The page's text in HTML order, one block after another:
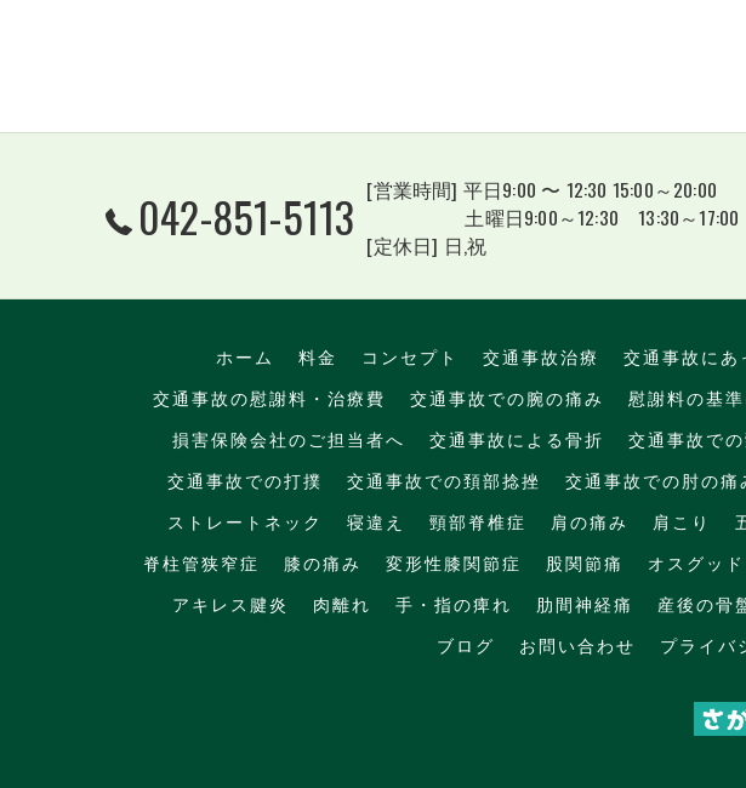
042-851-5113 [営業時間] 平日9:00 〜 12:30 15:00～20:00
土曜日9:00～12:30 13:30～17:00
[定休日] 日,祝
ホーム 料金 コンセプト 交通事故治療 交通事故にあ
交通事故の慰謝料・治療費
交通事故での腕の痛み 慰謝料の基
損害保険会社のご担当者へ
交通事故による骨折 交通事故で
交通事故での打撲
交通事故での頚部捻挫 交通事故での肘の痛
ストレートネック
寝違え 頸部脊椎症 肩の痛み 肩こり
脊柱管狭窄症
膝の痛み 変形性膝関節症 股関節痛 オスグッド
アキレス腱炎
肉離れ 手・指の痺れ 肋間神経痛 産後の骨
ブログ
お問い合わせ プライバ